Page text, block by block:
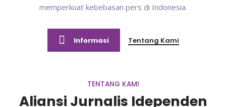
memperkuat kebebasan pers di Indonesia.
Informasi Tentang Kami
TENTANG KAMI
Aliansi Jurnalis Idependen